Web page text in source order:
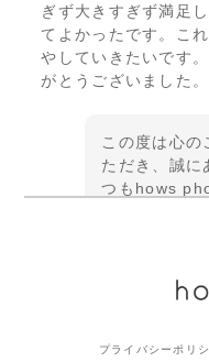
ぎず大きすぎず満足
てよかったです。こ
やしていきたいです
がとうございました。
この度は心の
ただき、誠に
つもhows
だけて安心
がこれから
後ともどうぞ
プライバシーポリ